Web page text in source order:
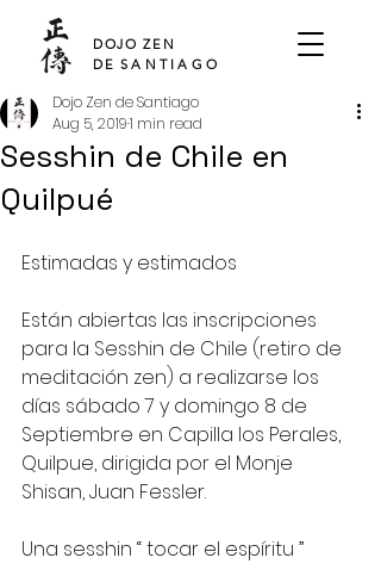
DOJO ZEN
DE SANTIAGO
Sesshin de Chile en
Quilpué
Dojo Zen de Santiago
Aug 5, 20191 min read
Estimadas y estimados
Están abiertas las inscripciones
para la Sesshin de Chile (retiro de
meditación zen) a realizarse los
días sábado 7 y domingo 8 de
Septiembre en Capilla los Perales,
Quilpue, dirigida por el Monje
Shisan, Juan Fessler.
Una sesshin “ tocar el espíritu ”